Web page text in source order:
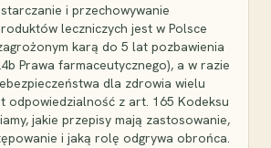
i przechowywanie
leczniczych jest w Polsce
karą do 5 lat pozbawienia
Prawa farmaceutycznego), a w razie
dla zdrowia wielu
odpowiedzialność z art. 165 Kodeksu
jakie przepisy mają zastosowanie,
i jaką rolę odgrywa obrońca.